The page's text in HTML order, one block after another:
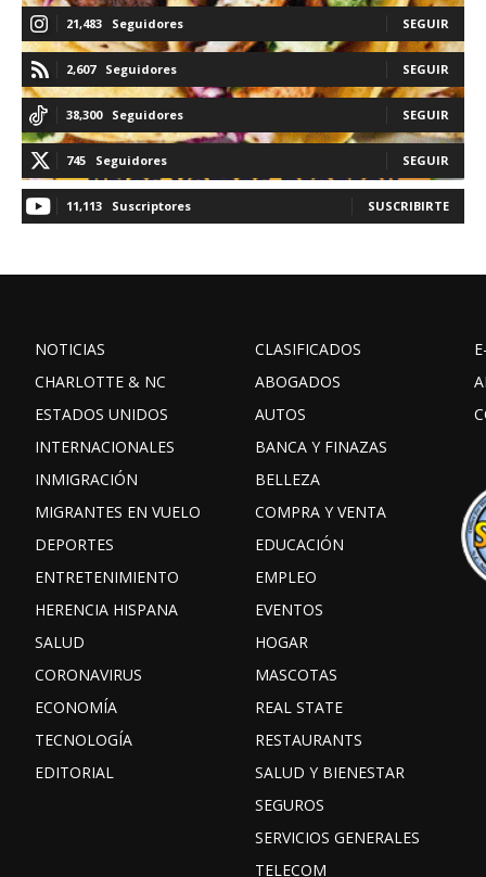
21,483 Seguidores SEGUIR
2,607 Seguidores SEGUIR
38,300 Seguidores SEGUIR
745 Seguidores SEGUIR
11,113 Suscriptores SUSCRIBIRTE
NOTICIAS
CHARLOTTE & NC
ESTADOS UNIDOS
INTERNACIONALES
INMIGRACIÓN
MIGRANTES EN VUELO
DEPORTES
ENTRETENIMIENTO
HERENCIA HISPANA
SALUD
CORONAVIRUS
ECONOMÍA
TECNOLOGÍA
EDITORIAL
CLASIFICADOS
ABOGADOS
AUTOS
BANCA Y FINAZAS
BELLEZA
COMPRA Y VENTA
EDUCACIÓN
EMPLEO
EVENTOS
HOGAR
MASCOTAS
REAL STATE
RESTAURANTS
SALUD Y BIENESTAR
SEGUROS
SERVICIOS GENERALES
TELECOM